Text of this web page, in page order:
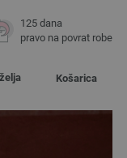
125 dana
pravo na povrat robe
Košarica